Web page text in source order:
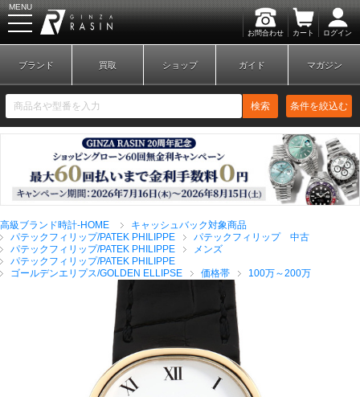
お問合わせ カート ログイン
MENU
新規会員登録 ログイン
ブランドから探す
全てのブランドを見
ブランド 買取 ショップ ガイド マガジン
検索 条件を絞込む
高級ブランド時計-HOME
キャッシュバック対象商品
パテックフィリップ/PATEK PHILIPPE
パテックフィリップ 中古
パテックフィリップ/PATEK PHILIPPE
メンズ
パテックフィリップ/PATEK PHILIPPE
ゴールデンエリプス/GOLDEN ELLIPSE
価格帯 100万～200万